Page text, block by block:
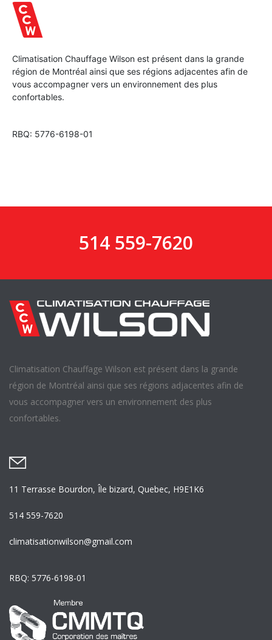
Climatisation Chauffage Wilson est présent dans la grande
région de Montréal ainsi que ses régions adjacentes afin de
vous accompagner vers un environnement des plus
confortables.
RBQ: 5776-6198-01
514 559-7620
Climatisation Chauffage Wilson est présent dans la grande
région de Montréal ainsi que ses régions adjacentes afin de
vous accompagner vers un environnement des plus
confortables.
11 Terrasse Bourdon, Île bizard, Quebec, H9E1K6
514 559-7620
climatisationwilson@gmail.com
RBQ: 5776-6198-01